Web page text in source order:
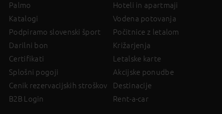
Palmo
Katalogi
Podpiramo slovenski šport
Darilni bon
Certifikati
Splošni pogoji
Cenik rezervacijskih stroškov
B2B Login
Hoteli in apartmaji
Vodena potovanja
Počitnice z letalom
Križarjenja
Letalske karte
Akcijske ponudbe
Destinacije
Rent-a-car